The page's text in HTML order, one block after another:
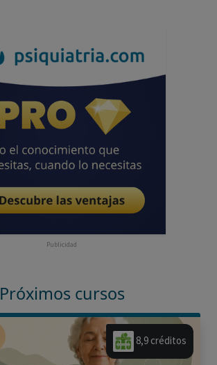
Publicidad
Próximos cursos
8,9 créditos